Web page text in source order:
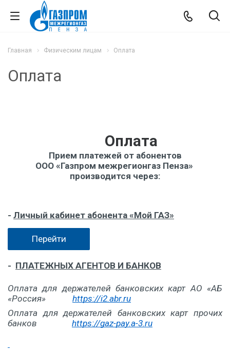
Главная Физическим лицам Оплата
Оплата
	 Оплата
Прием платежей от абонентов
ООО «Газпром межрегионгаз Пенза»
производится через:
- Личный кабинет абонента «Мой ГАЗ»
Перейти
- ПЛАТЕЖНЫХ АГЕНТОВ И БАНКОВ
Оплата для держателей банковских карт АО «АБ
«Россия»
https://i2.abr.ru
Оплата для держателей банковских карт прочих
банков
https://gaz-pay.a-3.ru